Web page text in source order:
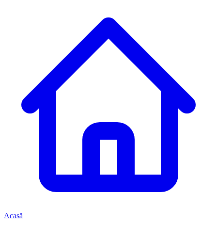
Acasă